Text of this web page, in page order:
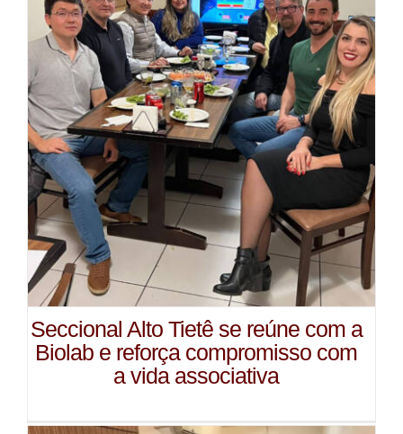
Seccional Alto Tietê se reúne com a
Biolab e reforça compromisso com
a vida associativa